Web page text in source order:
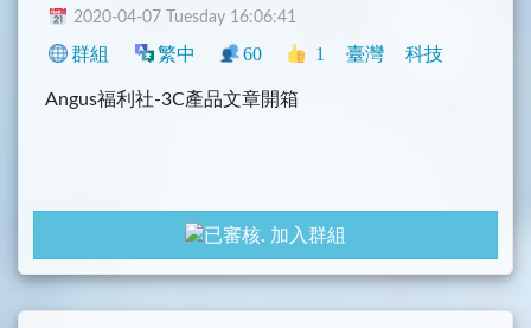
2020-04-07 Tuesday 16:06:41
群組 繁中 60 1 臺灣 科技
Angus福利社-3C產品文章開箱
加入群組